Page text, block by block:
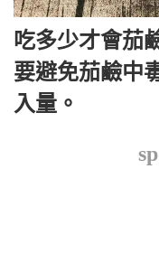
吃多少才會茄
要避免茄鹼中
入量。